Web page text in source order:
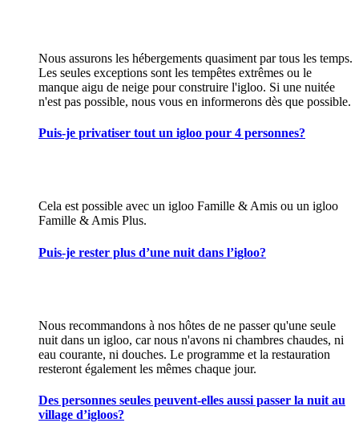
Nous assurons les hébergements quasiment par tous les temps.
Les seules exceptions sont les tempêtes extrêmes ou le
manque aigu de neige pour construire l'igloo. Si une nuitée
n'est pas possible, nous vous en informerons dès que possible.
Puis-je privatiser tout un igloo pour 4 personnes?
Cela est possible avec un igloo Famille & Amis ou un igloo
Famille & Amis Plus.
Puis-je rester plus d’une nuit dans l’igloo?
Nous recommandons à nos hôtes de ne passer qu'une seule
nuit dans un igloo, car nous n'avons ni chambres chaudes, ni
eau courante, ni douches. Le programme et la restauration
resteront également les mêmes chaque jour.
Des personnes seules peuvent-elles aussi passer la nuit au
village d’igloos?